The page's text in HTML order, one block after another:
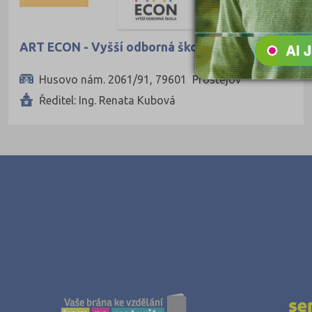
Informatické
Obchod, podnikání, služby
Teologické
ART ECON - Vyšší odborná škola, s.r.o.
Husovo nám. 2061/91, 79601 Prostějov
Ředitel: Ing. Renata Kubová